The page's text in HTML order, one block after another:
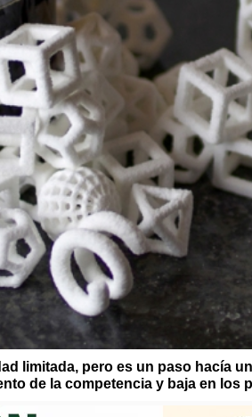
limitada, pero es un paso hacía
de la competencia y baja en los